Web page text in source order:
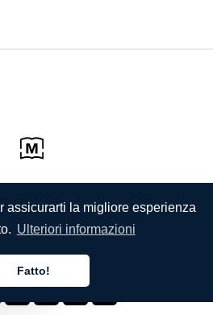
assicurarti la migliore esperienza
Ulteriori informazioni
Fatto!